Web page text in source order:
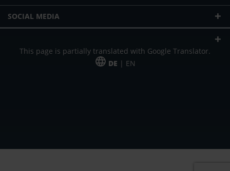
SOCIAL MEDIA
This page is partially translated with Google Translator.
DE | EN